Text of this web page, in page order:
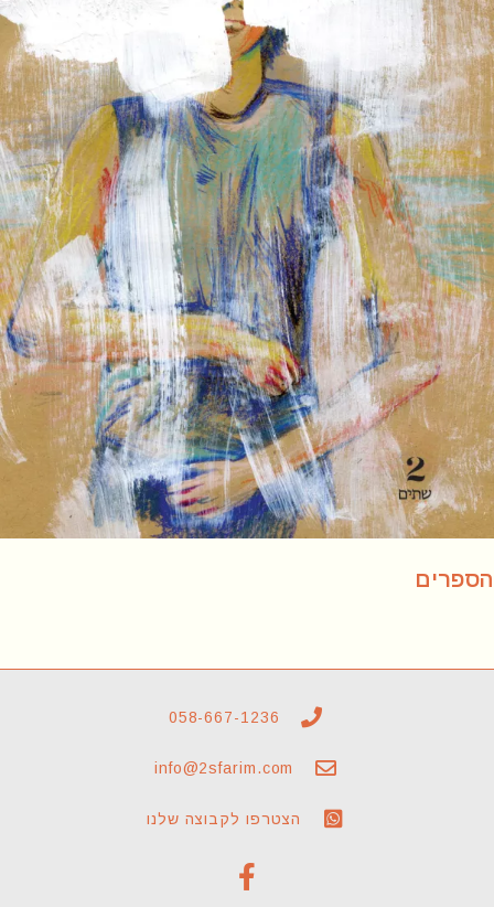
הספרים
058-667-1236
info@2sfarim.com
הצטרפו לקבוצה שלנו
F
a